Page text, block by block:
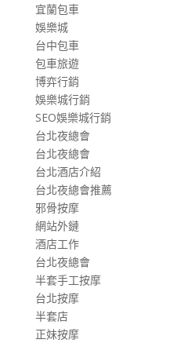
宜蘭包車
娛樂城
台中包車
包車旅遊
博弈行銷
娛樂城行銷
SEO娛樂城行銷
台北夜總會
台北夜總會
台北酒店介紹
台北夜總會推薦
邪骨按摩
網站外鏈
酒店工作
台北夜總會
半套手工按摩
台北按摩
半套店
正妹按摩